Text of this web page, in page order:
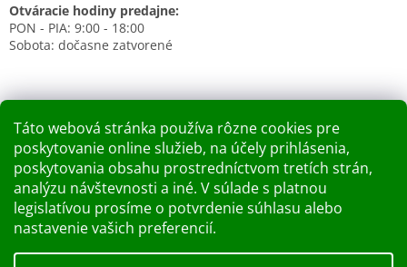
Táto webová stránka používa rôzne cookies pre
poskytovanie online služieb, na účely prihlásenia,
poskytovania obsahu prostredníctvom tretích strán,
analýzu návštevnosti a iné. V súlade s platnou
legislatívou prosíme o potvrdenie súhlasu alebo
nastavenie vašich preferencií.
Otváracie hodiny predajne:
PON - PIA: 9:00 - 18:00
Sobota: dočasne zatvorené
Nákupný košík
0KS / 0 €